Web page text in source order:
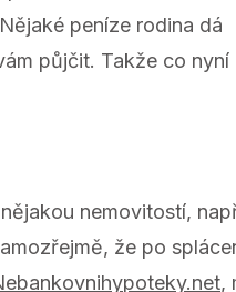
peníze rodina dá
půjčit. Takže co nyní
nemovitostí,
že po
,